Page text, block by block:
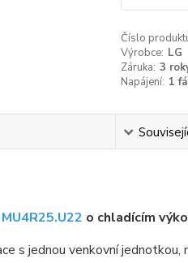
Číslo
Výrobce: LG
Záruka: 3
Napájení: 1
MU4R25.U22 o chladícím
s jednou venkovní